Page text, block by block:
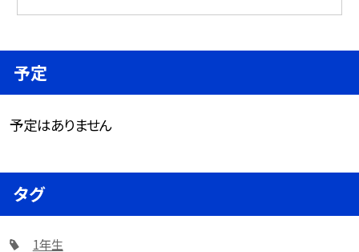
予定
予定はありません
タグ
1年生